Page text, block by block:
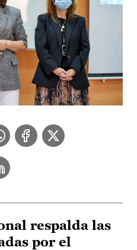
respalda las
por el